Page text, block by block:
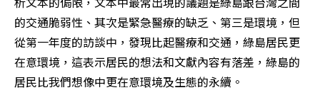
的交通脆弱性、其次是緊急醫療的缺乏、第三是環境，但
從第一年度的訪談中，發現比起醫療和交通，綠島居民更
在意環境，這表示居民的想法和文獻內容有落差，綠島的
居民比我們想像中更在意環境及生態的永續。